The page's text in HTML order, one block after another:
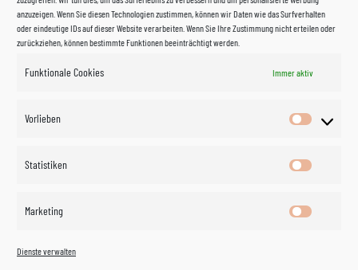
anzuzeigen. Wenn Sie diesen Technologien zustimmen, können wir Daten wie das Surfverhalten
oder eindeutige IDs auf dieser Website verarbeiten. Wenn Sie Ihre Zustimmung nicht erteilen oder
zurückziehen, können bestimmte Funktionen beeinträchtigt werden.
Funktionale Cookies Immer aktiv
Vorlieben
Vorlieben
Statistiken
Marketing
Dienste verwalten
©